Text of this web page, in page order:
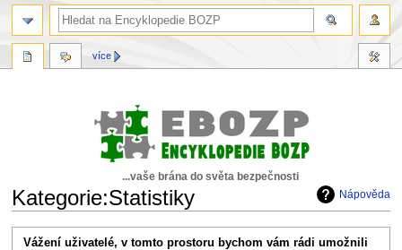
...vaše brána do světa bezpečnosti
Nápověda
Kategorie:Statistiky
Skočit
Skočit
Vážení uživatelé, v tomto prostoru bychom vám rádi umožnili
více